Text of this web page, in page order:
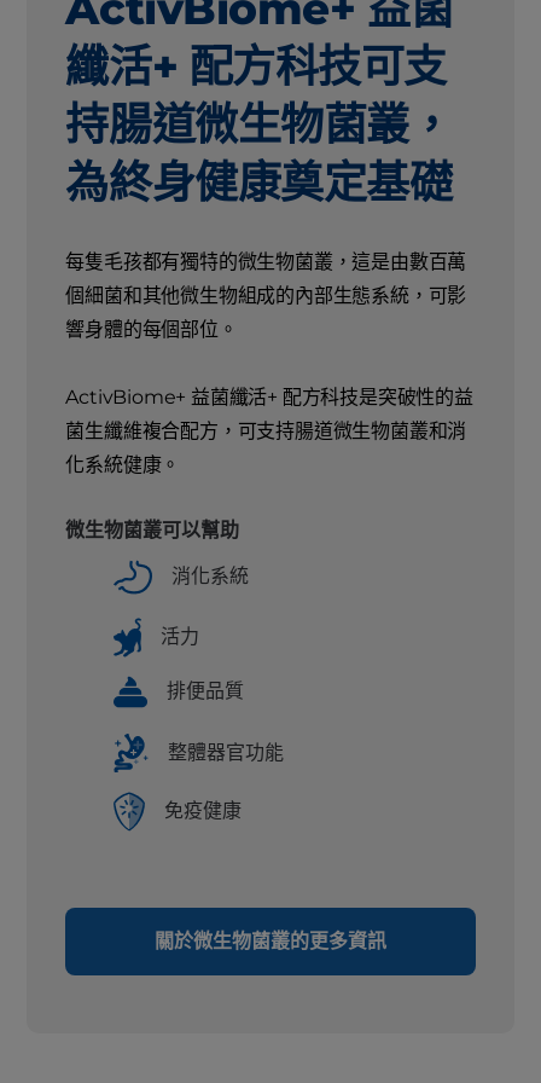
纖活+ 配方科技可支
持腸道微生物菌叢，
為終身健康奠定基礎
每隻毛孩都有獨特的微生物菌叢，這是由數百萬
個細菌和其他微生物組成的內部生態系統，可影
響身體的每個部位。
ActivBiome+ 益菌纖活+ 配方科技是突破性的益
菌生纖維複合配方，可支持腸道微生物菌叢和消
化系統健康。
微生物菌叢可以幫助
消化系統
活力
排便品質
整體器官功能
免疫健康
關於微生物菌叢的更多資訊